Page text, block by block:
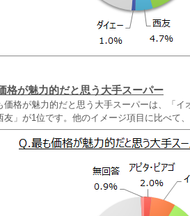
格が魅力的だと思う大手スーパー
価格が魅力的だと思う大手スーパーは、「
友」が1位です。他のイメージ項目に比べて